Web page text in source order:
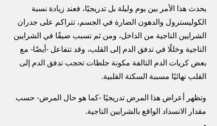
يحدث هذا الأمر بين يوم وليلة بل تدريجيًا، فعند زيادة نسبة
الكوليسترول والدهون الضارة في الجسم، تتراكم على جدران
الشرايين التاجية من الداخل، ومن ثم تسبب ضيقًا في الشرايين
التاجية وخللًا في تدفق الدم إلى القلب، وقد تتفاعل -أيضًا- مع
بعض كريات الدم التالفة مكونة جلطات تحجب تدفق الدم إلى
القلب نهائيًا مسببة السكتة القلبية.
وتظهر أعراض هذا المرض تدريجيًا -كما هو حال المرض- حسب
مقدار الانسداد الواقع بالشرايين التاجية.